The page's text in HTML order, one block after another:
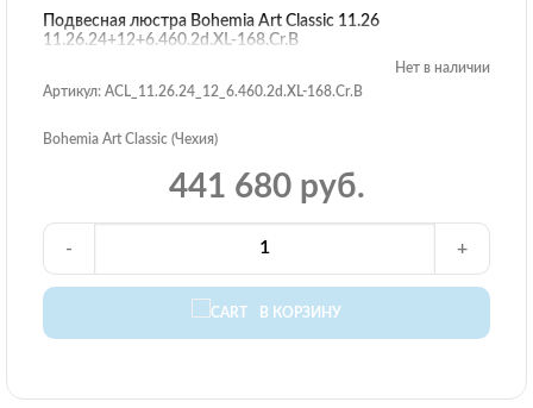
Подвесная люстра Bohemia Art Classic 11.26
11.26.24+12+6.460.2d.XL-168.Cr.B
Нет в наличии
Артикул: ACL_11.26.24_12_6.460.2d.XL-168.Cr.B
Bohemia Art Classic (Чехия)
441 680 руб.
В КОРЗИНУ
- +